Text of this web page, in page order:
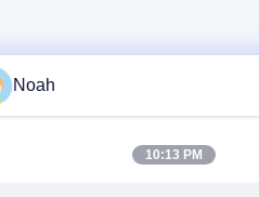
Noah
10:13 PM